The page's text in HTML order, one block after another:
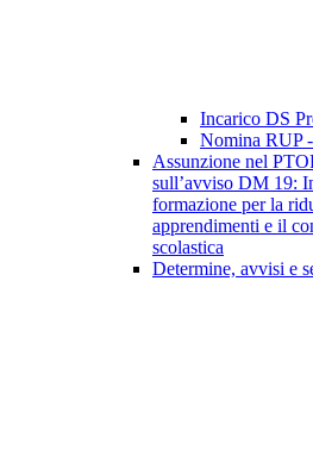
Incarico DS
Nomina RUP
Assunzione nel
sull’avviso DM 19:
formazione per la
apprendimenti e il
scolastica
Determine, avvisi e